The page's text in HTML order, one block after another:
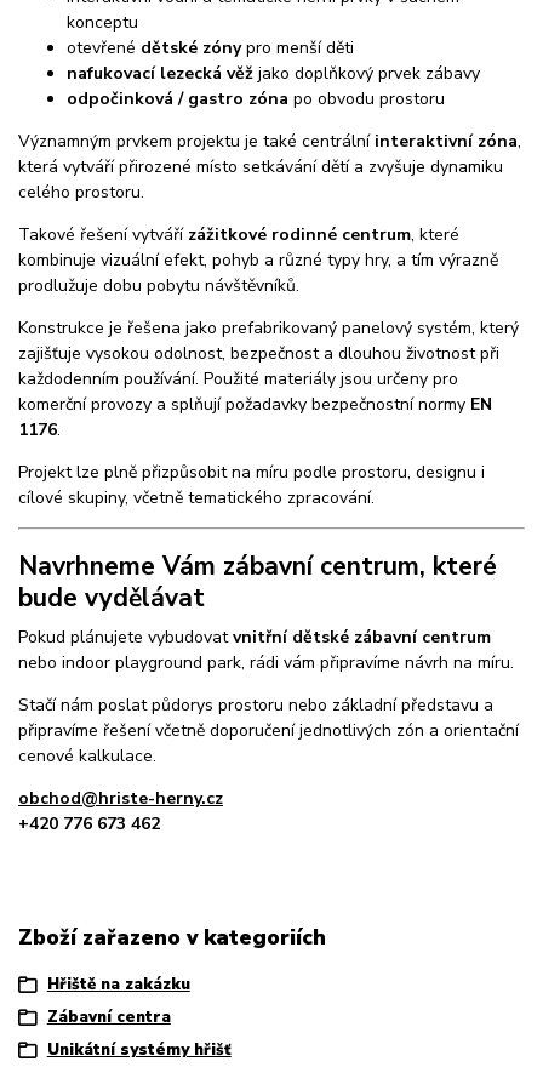
konceptu
otevřené dětské zónypro menší děti
nafukovací lezecká věž jako doplňkový prvek zábavy
odpočinková / gastro zóna po obvodu prostoru
Významným prvkem projektu je také centrální interaktivní zóna,
která vytváří přirozené místo setkávání dětí a zvyšuje dynamiku
celého prostoru.
Takové řešení vytváří zážitkové rodinné centrum, které
kombinuje vizuální efekt, pohyb a různé typy hry, a tím výrazně
prodlužuje dobu pobytu návštěvníků.
Konstrukce je řešena jako prefabrikovaný panelový systém, který
zajišťuje vysokou odolnost, bezpečnost a dlouhou životnost při
každodenním používání. Použité materiály jsou určeny pro
komerční provozy a splňují požadavky bezpečnostní normy EN
1176.
Projekt lze plně přizpůsobit na míru podle prostoru, designu i
cílové skupiny, včetně tematického zpracování.
Navrhneme Vám zábavní centrum, které
bude vydělávat
Pokud plánujete vybudovatvnitřní dětské zábavní centrum
nebo indoor playground park, rádi vám připravíme návrh na míru.
Stačí nám poslat půdorys prostoru nebo základní představu a
připravíme řešení včetně doporučení jednotlivých zón a orientační
cenové kalkulace.
obchod@hriste-herny.cz
+420 776 673 462
Zboží zařazeno v kategoriích
Hřiště na zakázku
Zábavní centra
Unikátní systémy hřišť